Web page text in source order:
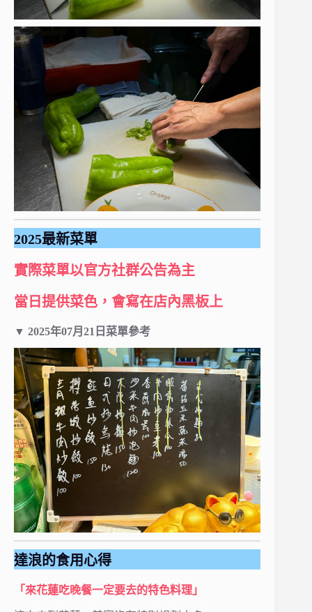
2025最新菜單
實際菜單以官方社群公告為主
當日提供菜色，會寫在店內黑板上
▼ 2025年07月21日菜單參考
達浪的食用心得
「來花蓮吃晚餐一定要去的特色料理」